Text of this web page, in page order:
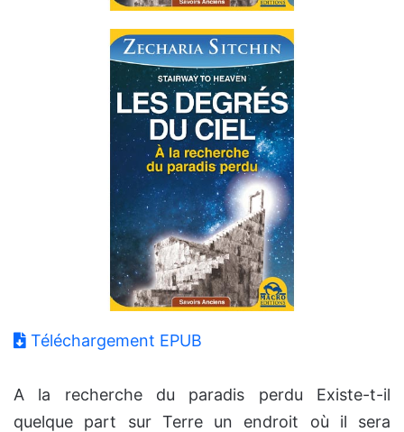
Téléchargement EPUB
A la recherche du paradis perdu Existe-t-il
quelque part sur Terre un endroit où il sera